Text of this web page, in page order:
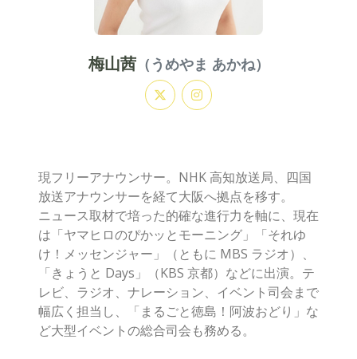
梅山茜（うめやま あかね）
現フリーアナウンサー。NHK 高知放送局、四国
放送アナウンサーを経て大阪へ拠点を移す。
ニュース取材で培った的確な進行力を軸に、現在
は「ヤマヒロのぴかッとモーニング」「それゆ
け！メッセンジャー」（ともに MBS ラジオ）、
「きょうと Days」（KBS 京都）などに出演。テ
レビ、ラジオ、ナレーション、イベント司会まで
幅広く担当し、「まるごと徳島！阿波おどり」な
ど大型イベントの総合司会も務める。